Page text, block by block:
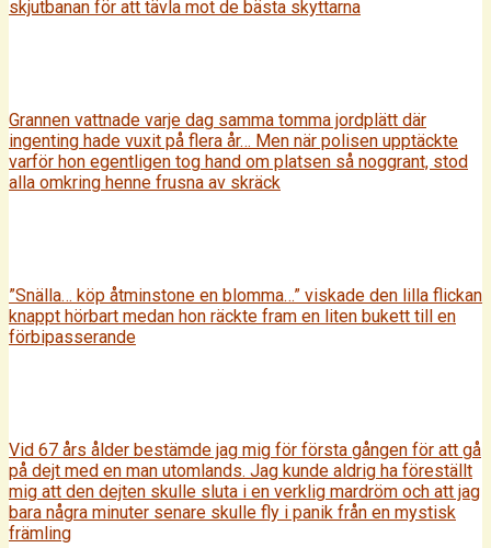
skjutbanan för att tävla mot de bästa skyttarna
Grannen vattnade varje dag samma tomma jordplätt där
ingenting hade vuxit på flera år… Men när polisen upptäckte
varför hon egentligen tog hand om platsen så noggrant, stod
alla omkring henne frusna av skräck
”Snälla… köp åtminstone en blomma…” viskade den lilla flickan
knappt hörbart medan hon räckte fram en liten bukett till en
förbipasserande
Vid 67 års ålder bestämde jag mig för första gången för att gå
på dejt med en man utomlands. Jag kunde aldrig ha föreställt
mig att den dejten skulle sluta i en verklig mardröm och att jag
bara några minuter senare skulle fly i panik från en mystisk
främling